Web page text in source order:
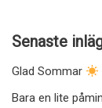
Senaste
Glad Sommar
Bara en lite